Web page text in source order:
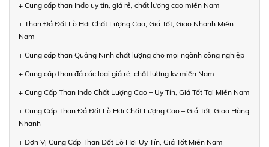
+ Cung cấp than Indo uy tín, giá rẻ, chất lượng cao miền Nam
+ Than Đá Đốt Lò Hơi Chất Lượng Cao, Giá Tốt, Giao Nhanh Miền
Nam
+ Cung cấp than Quảng Ninh chất lượng cho mọi ngành công nghiệp
+ Cung cấp than đá các loại giá rẻ, chất lượng kv miền Nam
+ Cung Cấp Than Indo Chất Lượng Cao – Uy Tín, Giá Tốt Tại Miền Nam
+ Cung Cấp Than Đá Đốt Lò Hơi Chất Lượng Cao – Giá Tốt, Giao Hàng
Nhanh
+ Đơn Vị Cung Cấp Than Đốt Lò Hơi Uy Tín, Giá Tốt Miền Nam